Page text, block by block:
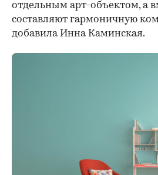
отдельным арт-объектом, а
составляют гармоничную
добавила Инна Каминская.